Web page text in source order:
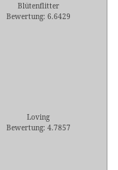
Blütenflitter
Bewertung: 6.6429
Loving
Bewertung: 4.7857